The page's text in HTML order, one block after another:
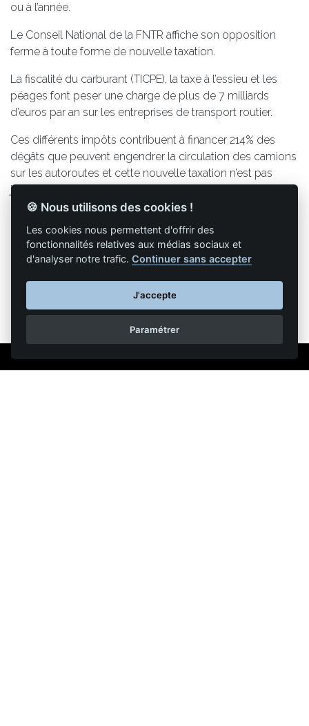
ou à l’année.
Le Conseil National de la FNTR affiche son opposition
ferme à toute forme de nouvelle taxation.
La fiscalité du carburant (TICPE), la taxe à l’essieu et les
péages font peser une charge de plus de 7 milliards
d’euros par an sur les entreprises de transport routier.
Ces différents impôts contribuent à financer 214% des
dégâts que peuvent engendrer la circulation des camions
sur les autoroutes et cette nouvelle taxation n’est pas
justifiée selon la FNTR.
Retour à la liste des articles
🍪 Nous utilisons des cookies !
Les cookies nous permettent d'offrir des
fonctionnalités relatives aux médias sociaux et
d'analyser notre trafic.Continuer sans accepter
J'accepte
Paramétrer